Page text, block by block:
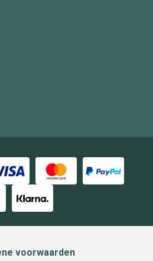
voorwaarden